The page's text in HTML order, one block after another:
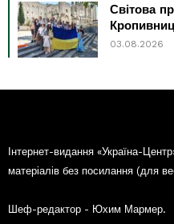
Світова
03.08.2026
Інтернет-видання «Україна-
матеріалів без посилання (для
Шеф-редактор - Юхим Мармер.